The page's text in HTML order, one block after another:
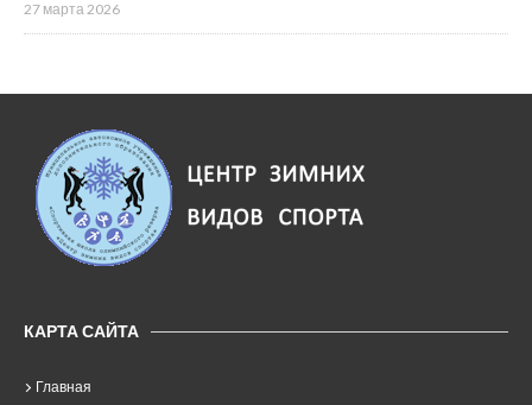
27 марта 2026
КАРТА САЙТА
Главная